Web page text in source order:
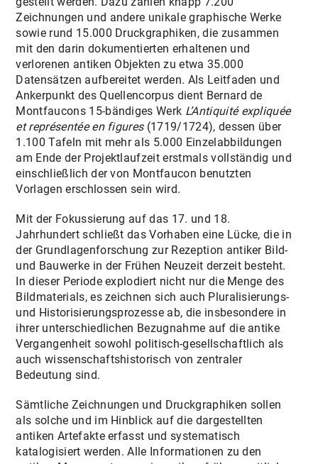
Zeichnungen und andere unikale graphische Werke
sowie rund 15.000 Druckgraphiken, die zusammen
mit den darin dokumentierten erhaltenen und
verlorenen antiken Objekten zu etwa 35.000
Datensätzen aufbereitet werden. Als Leitfaden und
Ankerpunkt des Quellencorpus dient Bernard de
Montfaucons 15-bändiges Werk L’Antiquité expliquée
et représentée en figures(1719/1724), dessen über
1.100 Tafeln mit mehr als 5.000 Einzelabbildungen
am Ende der Projektlaufzeit erstmals vollständig und
einschließlich der von Montfaucon benutzten
Vorlagen erschlossen sein wird.
Mit der Fokussierung auf das 17. und 18.
Jahrhundert schließt das Vorhaben eine Lücke, die in
der Grundlagenforschung zur Rezeption antiker Bild-
und Bauwerke in der Frühen Neuzeit derzeit besteht.
In dieser Periode explodiert nicht nur die Menge des
Bildmaterials, es zeichnen sich auch Pluralisierungs-
und Historisierungsprozesse ab, die insbesondere in
ihrer unterschiedlichen Bezugnahme auf die antike
Vergangenheit sowohl politisch-gesellschaftlich als
auch wissenschaftshistorisch von zentraler
Bedeutung sind.
Sämtliche Zeichnungen und Druckgraphiken sollen
als solche und im Hinblick auf die dargestellten
antiken Artefakte erfasst und systematisch
katalogisiert werden. Alle Informationen zu den